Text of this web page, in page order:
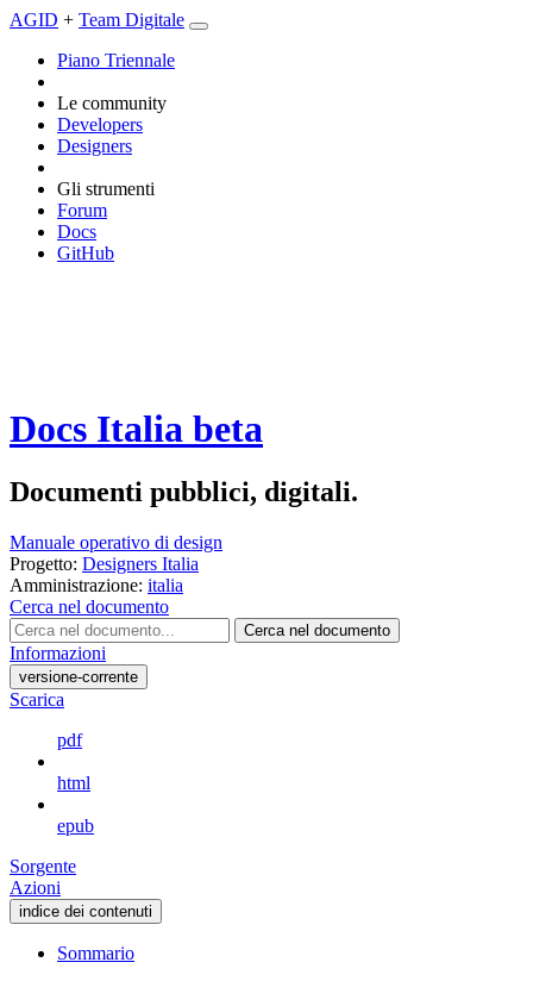
AGID + Team Digitale
Piano Triennale
Le community
Developers
Designers
Gli strumenti
Forum
Docs
GitHub
Docs Italia beta
Documenti pubblici, digitali.
Manuale operativo di design
Progetto: Designers Italia
Amministrazione: italia
Cerca nel documento
Cerca nel documento
Informazioni
versione-corrente
Scarica
pdf
html
epub
Sorgente
Azioni
indice dei contenuti
Sommario